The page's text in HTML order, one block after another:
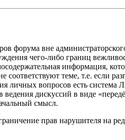
форума вне
чего-либо границ
информация,
теме, т.е. если
личных вопросов есть
дискуссий в виде
смысл.
прав нарушителя на